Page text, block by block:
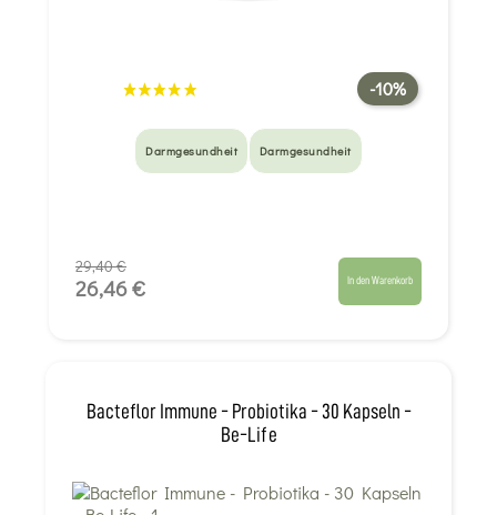
-10%
Darmgesundheit Darmgesundheit
29,40 €
26,46 € In den Warenkorb
Bacteflor Immune - Probiotika - 30 Kapseln -
Be-Life